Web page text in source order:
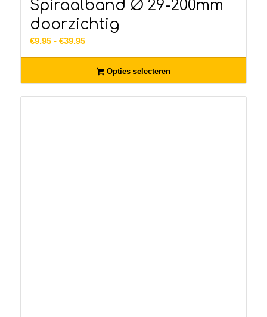
Spiraalband Ø 29-200mm
doorzichtig
€9.95 - €39.95Prijsklasse:
€39.95
Opties selecteren